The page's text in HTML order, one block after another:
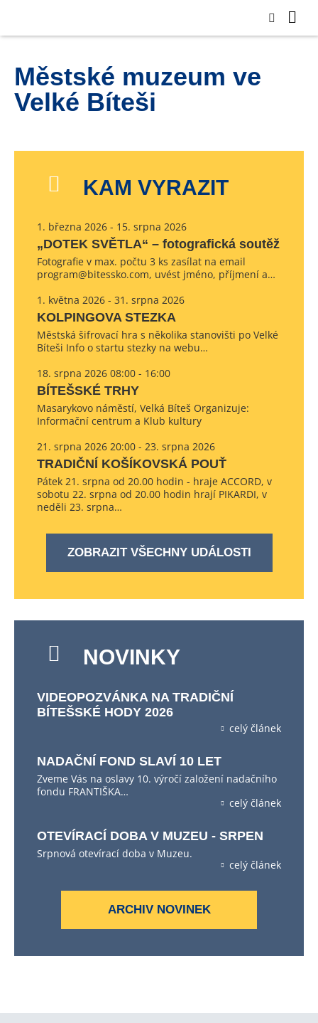
Městské muzeum ve
Velké Bíteši
KAM VYRAZIT
1. března 2026 - 15. srpna 2026
„DOTEK SVĚTLA“ – fotografická soutěž
Fotografie v max. počtu 3 ks zasílat na email
program@bitessko.com, uvést jméno, příjmení a…
1. května 2026 - 31. srpna 2026
KOLPINGOVA STEZKA
Městská šifrovací hra s několika stanovišti po Velké
Bíteši Info o startu stezky na webu…
18. srpna 2026 08:00 - 16:00
BÍTEŠSKÉ TRHY
Masarykovo náměstí, Velká Bíteš Organizuje:
Informační centrum a Klub kultury
21. srpna 2026 20:00 - 23. srpna 2026
TRADIČNÍ KOŠÍKOVSKÁ POUŤ
Pátek 21. srpna od 20.00 hodin - hraje ACCORD, v
sobotu 22. srpna od 20.00 hodin hrají PIKARDI, v
neděli 23. srpna…
ZOBRAZIT VŠECHNY UDÁLOSTI
NOVINKY
VIDEOPOZVÁNKA NA TRADIČNÍ
BÍTEŠSKÉ HODY 2026
celý článek
NADAČNÍ FOND SLAVÍ 10 LET
Zveme Vás na oslavy 10. výročí založení nadačního
fondu FRANTIŠKA…
celý článek
OTEVÍRACÍ DOBA V MUZEU - SRPEN
Srpnová otevírací doba v Muzeu.
celý článek
ARCHIV NOVINEK